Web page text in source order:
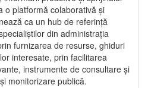
o platformă colaborativă și
ca un hub de referință
din administrația
furnizarea de resurse, ghiduri
interesate, prin facilitarea
instrumente de consultare și
monitorizare publică.